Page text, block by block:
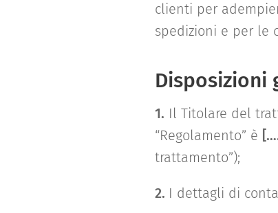
clienti per
spedizioni e per le
Disposizioni
1. Il Titolare del
“Regolamento” è
trattamento”);
2. I dettagli di